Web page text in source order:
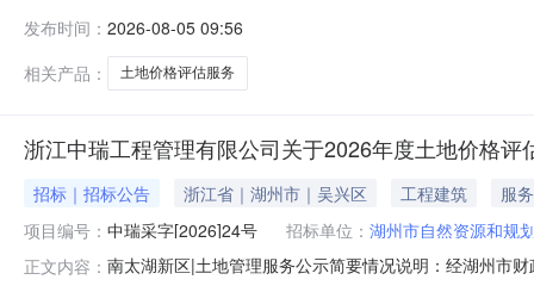
发布时间： 2026-08-05 09:56
相关产品：
土地价格评估服务
浙江中瑞工程管理有限公司关于2026年度土地价格评
招标｜招标公告 浙江省｜湖州市｜吴兴区 工程建筑
服务
项目编号： 中瑞采字[2026]24号 招标单位： 湖州市自然资源和规
正文内容： 南太湖新区|土地管理服务公示简要情况说明：经湖州市